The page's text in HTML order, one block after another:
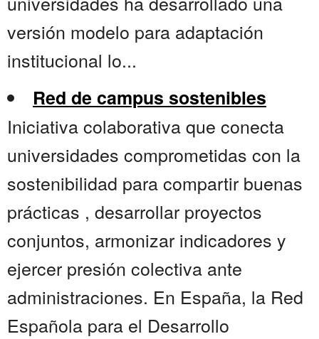
versión modelo para adaptación
institucional lo...
Red de campus sostenibles
Iniciativa colaborativa que conecta
universidades comprometidas con la
sostenibilidad para compartir buenas
prácticas , desarrollar proyectos
conjuntos, armonizar indicadores y
ejercer presión colectiva ante
administraciones. En España, la Red
Española para el Desarrollo